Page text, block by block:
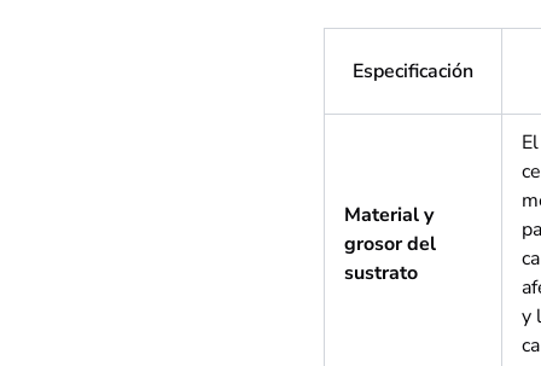
Especificación
Material y
grosor del
sustrato
y